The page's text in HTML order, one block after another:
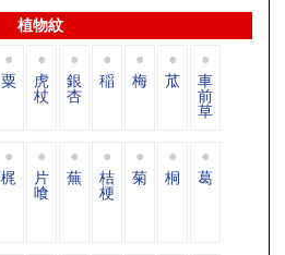
植物紋
粟 虎
杖
銀
杏
稲 梅 苽 車
前
草
梶 片
喰
蕪 桔
梗
菊 桐 葛